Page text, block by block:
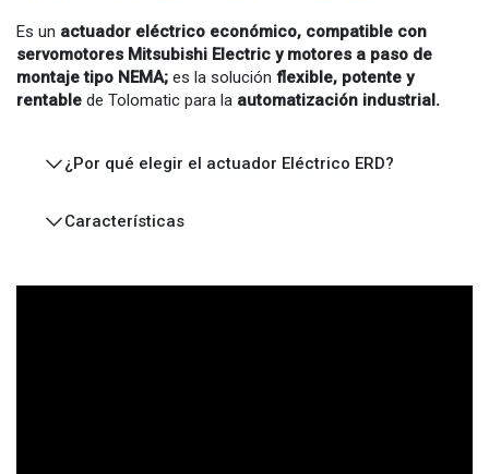
Es un actuador eléctrico económico, compatible con
servomotores Mitsubishi Electric y motores a paso de
montaje tipo NEMA; es la solución flexible, potente y
rentable de Tolomatic para la automatización industrial.
¿Por qué elegir el actuador Eléctrico ERD?
Características